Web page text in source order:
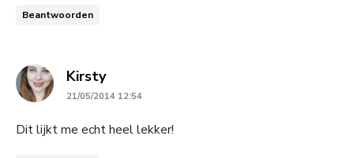
Beantwoorden
Kirstysays:
21/05/2014 12:54
Dit lijkt me echt heel lekker!